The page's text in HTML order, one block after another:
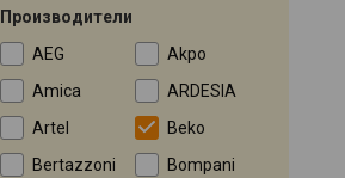
Производители
AEG
Akpo
Amica
ARDESIA
Artel
Beko
Bertazzoni
Bompani